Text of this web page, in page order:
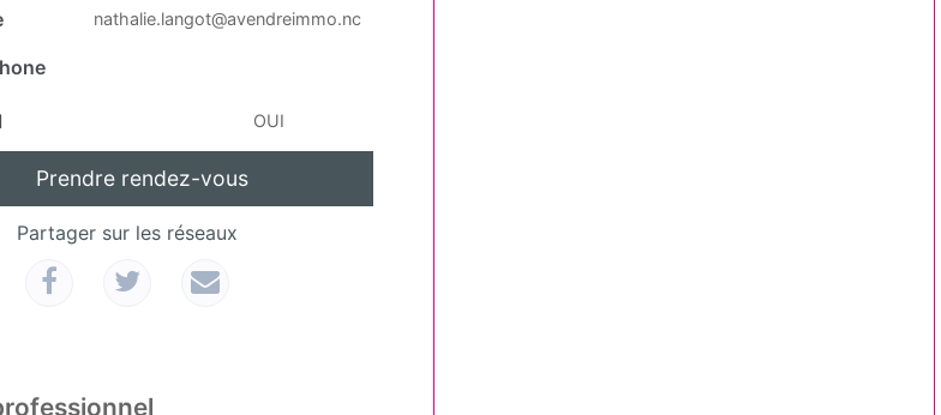
nathalie.langot@avendreimmo.nc
OUI
Prendre rendez-vous
Partager sur les réseaux